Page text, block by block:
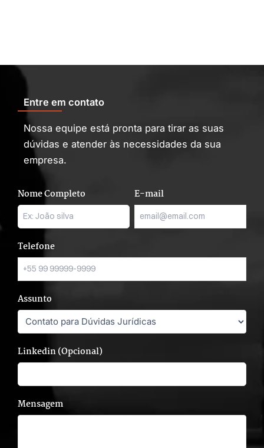
Entre em contato
Nossa equipe está pronta para tirar as suas
dúvidas e atender às necessidades da sua
empresa.
Nome Completo E-mail
Telefone
Assunto
Linkedin (Opcional)
Mensagem